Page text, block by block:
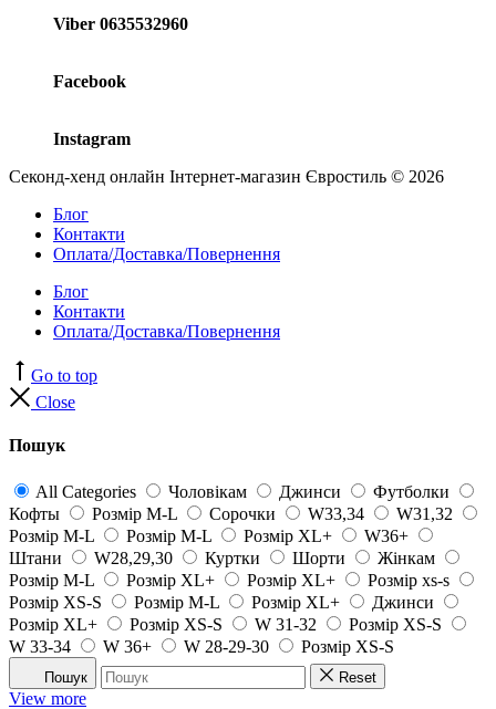
Viber 0635532960
Facebook
Instagram
Секонд-хенд онлайн Інтернет-магазин Євростиль © 2026
Блог
Контакти
Оплата/Доставка/Повернення
Блог
Контакти
Оплата/Доставка/Повернення
Go to top
Close
Пошук
All Categories Чоловікам Джинси
Футболки
Кофты
Розмір M-L Сорочки W33,34
W31,32
Розмір M-L
Розмір M-L Розмір XL+
W36+
Штани
W28,29,30 Куртки Шорти
Жінкам
Розмір M-L
Розмір XL+ Розмір XL+
Розмір xs-s
Розмір XS-S
Розмір M-L Розмір XL+
Джинси
Розмір XL+
Розмір XS-S W 31-32
Розмір XS-S
W 33-34
W 36+ W 28-29-30 Розмір XS-S
Пошук Reset
View more